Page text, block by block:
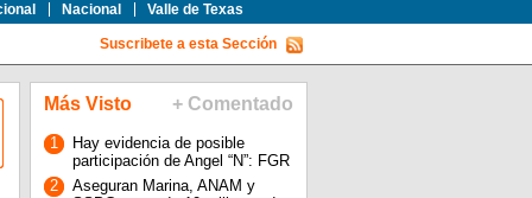
Nacional Valle de Texas
Suscribete a esta Sección
Más Visto + Comentado
1
Hay evidencia de posible
participación de Angel “N”: FGR
2
Aseguran Marina, ANAM y